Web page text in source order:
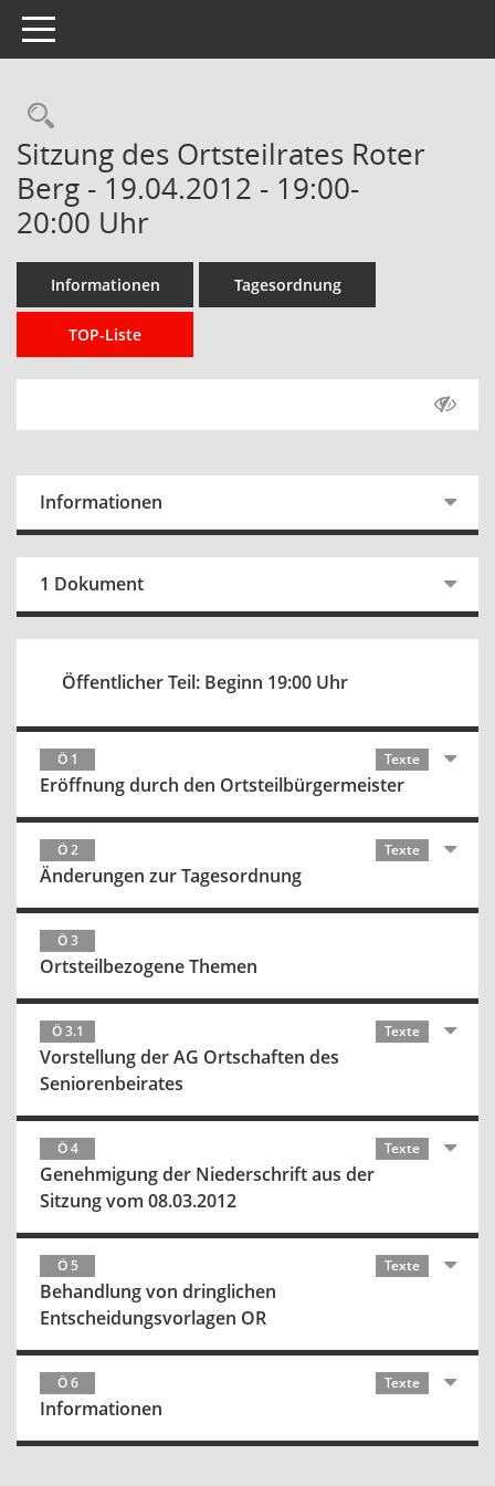
Toggle navigation
Rechercheauswahl
Sitzung des Ortsteilrates Roter
Berg - 19.04.2012 - 19:00-
20:00 Uhr
Informationen Tagesordnung
TOP-Liste
Informationen
1 Dokument
Öffentlicher Teil: Beginn 19:00 Uhr
Ö 1 Texte
Eröffnung durch den Ortsteilbürgermeister
Ö 2 Texte
Änderungen zur Tagesordnung
Ö 3
Ortsteilbezogene Themen
Ö 3.1 Texte
Vorstellung der AG Ortschaften des
Seniorenbeirates
Ö 4 Texte
Genehmigung der Niederschrift aus der
Sitzung vom 08.03.2012
Ö 5 Texte
Behandlung von dringlichen
Entscheidungsvorlagen OR
Ö 6 Texte
Informationen